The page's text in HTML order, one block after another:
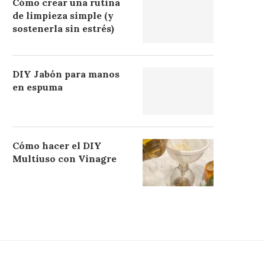
Cómo crear una rutina
de limpieza simple (y
sostenerla sin estrés)
DIY Jabón para manos
en espuma
Cómo hacer el DIY
Multiuso con Vinagre